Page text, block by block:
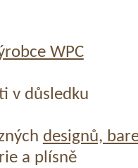
WPC
v důsledku
designů,
a plísně